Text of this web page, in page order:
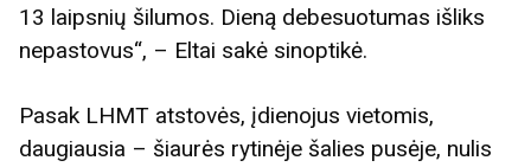
13 laipsnių šilumos. Dieną debesuotumas išliks
nepastovus“, – Eltai sakė sinoptikė.
Pasak LHMT atstovės, įdienojus vietomis,
daugiausia – šiaurės rytinėje šalies pusėje, nulis